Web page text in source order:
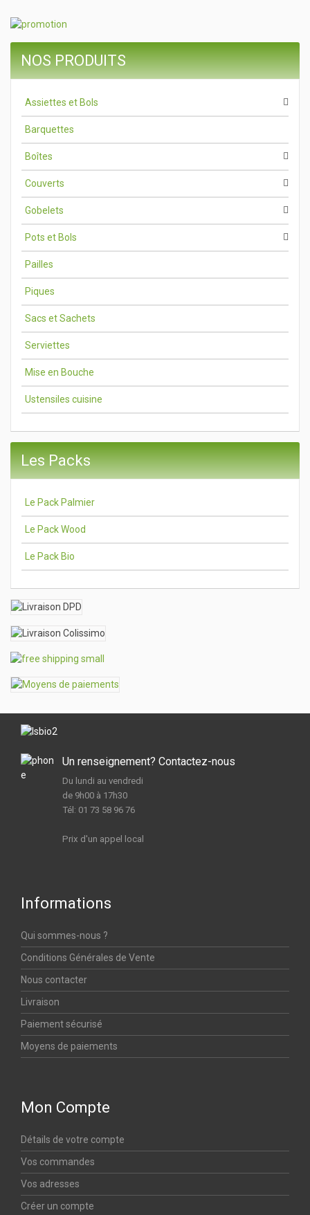
NOS PRODUITS
Assiettes et Bols
Barquettes
Boîtes
Couverts
Gobelets
Pots et Bols
Pailles
Piques
Sacs et Sachets
Serviettes
Mise en Bouche
Ustensiles cuisine
Les Packs
Le Pack Palmier
Le Pack Wood
Le Pack Bio
Un renseignement? Contactez-nous
Du lundi au vendredi
de 9h00 à 17h30
Tél: 01 73 58 96 76
Prix d'un appel local
Informations
Qui sommes-nous ?
Conditions Générales de Vente
Nous contacter
Livraison
Paiement sécurisé
Moyens de paiements
Mon Compte
Détails de votre compte
Vos commandes
Vos adresses
Créer un compte